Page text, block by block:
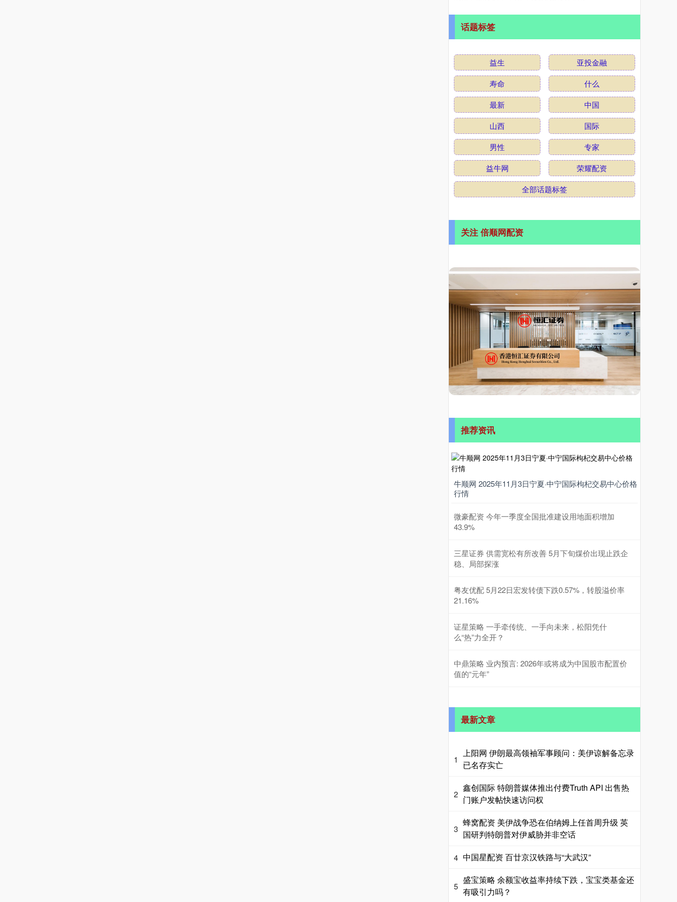
话题标签
益生
亚投金融
寿命
什么
最新
中国
山西
国际
男性
专家
益牛网
荣耀配资
全部话题标签
关注 倍顺网配资
推荐资讯
牛顺网 2025年11月3日宁夏·中宁国际枸杞交易中心价格
行情
微豪配资 今年一季度全国批准建设用地面积增加
43.9%
三星证券 供需宽松有所改善 5月下旬煤价出现止跌企
稳、局部探涨
粤友优配 5月22日宏发转债下跌0.57%，转股溢价率
21.16%
证星策略 一手牵传统、一手向未来，松阳凭什
么“热”力全开？
中鼎策略 业内预言: 2026年或将成为中国股市配置价
值的“元年”
最新文章
1
上阳网 伊朗最高领袖军事顾问：美伊谅解备忘录
已名存实亡
2
鑫创国际 特朗普媒体推出付费Truth API 出售热
门账户发帖快速访问权
3
蜂窝配资 美伊战争恐在伯纳姆上任首周升级 英
国研判特朗普对伊威胁并非空话
4 中国星配资 百廿京汉铁路与“大武汉”
5
盛宝策略 余额宝收益率持续下跌，宝宝类基金还
有吸引力吗？